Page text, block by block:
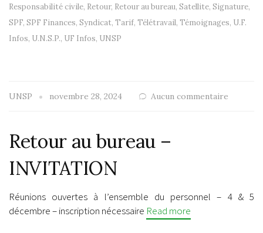
Responsabilité civile, Retour, Retour au bureau, Satellite, Signature,
SPF, SPF Finances, Syndicat, Tarif, Télétravail, Témoignages, U.F.
Infos, U.N.S.P., UF Infos, UNSP
UNSP novembre 28, 2024 Aucun commentaire
Retour au bureau –
INVITATION
Réunions ouvertes à l’ensemble du personnel – 4 & 5
décembre – inscription nécessaire Read more